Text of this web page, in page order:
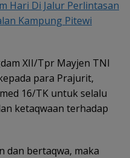
Hari Di Jalur Perlintasan
Kampung Pitewi
XII/Tpr Mayjen TNI
para Prajurit,
16/TK untuk selalu
ketaqwaan terhadap
dan bertaqwa, maka